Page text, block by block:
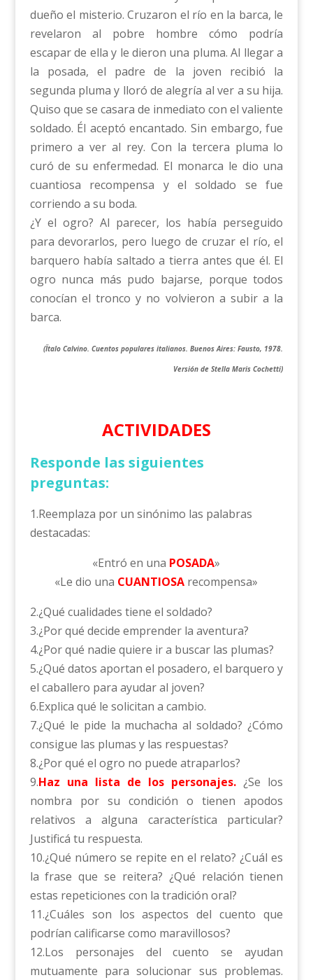
dueño el misterio. Cruzaron el río en la barca, le
revelaron al pobre hombre cómo podría
escapar de ella y le dieron una pluma. Al llegar a
la posada, el padre de la joven recibió la
segunda pluma y lloró de alegría al ver a su hija.
Quiso que se casara de inmediato con el valiente
soldado. Él aceptó encantado. Sin embargo, fue
primero a ver al rey. Con la tercera pluma lo
curó de su enfermedad. El monarca le dio una
cuantiosa recompensa y el soldado se fue
corriendo a su boda.
¿Y el ogro? Al parecer, los había perseguido
para devorarlos, pero luego de cruzar el río, el
barquero había saltado a tierra antes que él. El
ogro nunca más pudo bajarse, porque todos
conocían el tronco y no volvieron a subir a la
barca.
(Ïtalo Calvino. Cuentos populares italianos. Buenos Aires: Fausto, 1978.
Versión de Stella Maris Cochetti)
ACTIVIDADES
Responde las siguientes
preguntas:
1.Reemplaza por un sinónimo las palabras
destacadas:
«Entró en una POSADA»
«Le dio una CUANTIOSA recompensa»
2.¿Qué cualidades tiene el soldado?
3.¿Por qué decide emprender la aventura?
4.¿Por qué nadie quiere ir a buscar las plumas?
5.¿Qué datos aportan el posadero, el barquero y
el caballero para ayudar al joven?
6.Explica qué le solicitan a cambio.
7.¿Qué le pide la muchacha al soldado? ¿Cómo
consigue las plumas y las respuestas?
8.¿Por qué el ogro no puede atraparlos?
9.Haz una lista de los personajes. ¿Se los
nombra por su condición o tienen apodos
relativos a alguna característica particular?
Justificá tu respuesta.
10.¿Qué número se repite en el relato? ¿Cuál es
la frase que se reitera? ¿Qué relación tienen
estas repeticiones con la tradición oral?
11.¿Cuáles son los aspectos del cuento que
podrían calificarse como maravillosos?
12.Los personajes del cuento se ayudan
mutuamente para solucionar sus problemas.